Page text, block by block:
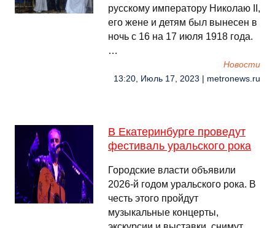
русскому императору Николаю II,
его жене и детям был вынесен в
ночь с 16 на 17 июля 1918 года.
…
Новости
13:20, Июль 17, 2023 | metronews.ru
В Екатеринбурге проведут
фестиваль уральского рока
Городские власти объявили
2026-й годом уральского рока. В
честь этого пройдут
музыкальные концерты,